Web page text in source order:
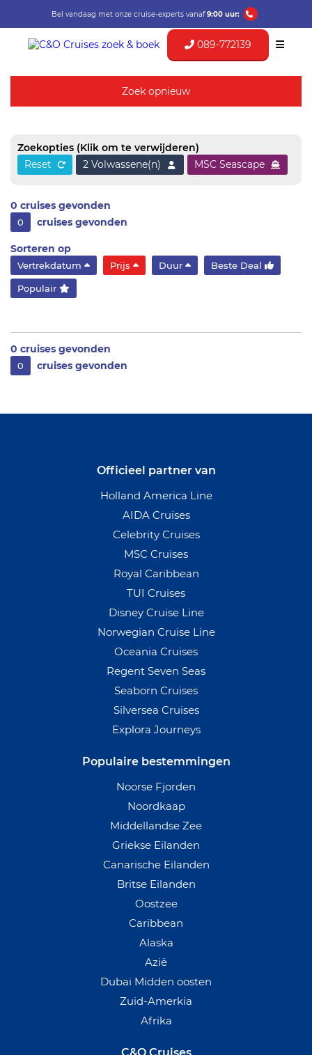
Bel vandaag met onze cruise-experts vanaf9:00 uur:
089-772139
Zoek opnieuw
Zoekopties (Klik om te verwijderen)
Reset
2 Volwassene(n) MSC Seascape
0 cruises gevonden
0 cruises gevonden
Sorteren op
Vertrekdatum Prijs Duur Beste Deal
Populair
0 cruises gevonden
0 cruises gevonden
Officieel partner van
Holland America Line
AIDA Cruises
Celebrity Cruises
MSC Cruises
Royal Caribbean
TUI Cruises
Disney Cruise Line
Norwegian Cruise Line
Oceania Cruises
Regent Seven Seas
Seaborn Cruises
Silversea Cruises
Explora Journeys
Populaire bestemmingen
Noorse Fjorden
Noordkaap
Middellandse Zee
Griekse Eilanden
Canarische Eilanden
Britse Eilanden
Oostzee
Caribbean
Alaska
Azië
Dubai Midden oosten
Zuid-Amerkia
Afrika